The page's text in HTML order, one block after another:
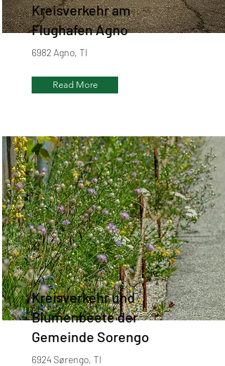
Kreisverkehr am
Flughafen Agno
6982 Agno, TI
Read More
Kreisverkehr und
Blumenbeete der
Gemeinde Sorengo
6924 Sørengo, TI